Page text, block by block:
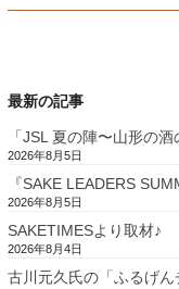
最新の記事
「JSL 夏の陣〜山形の
2026年8月5日
『SAKE LEADERS
2026年8月5日
SAKETIMESより取材♪
2026年8月4日
古川元久氏の「ふるげ